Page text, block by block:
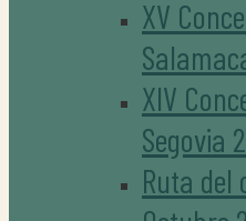
XV
XIV
Segovia
Ruta del